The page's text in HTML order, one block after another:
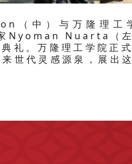
（中）与万隆理工
Nuarta（左
礼。万隆理工学院正
世代灵感源泉，展出